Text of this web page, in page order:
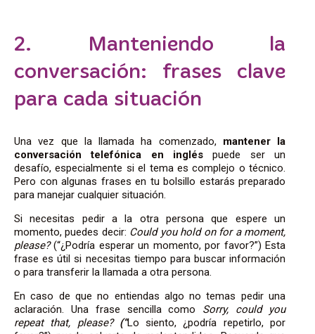
2. Manteniendo la
conversación: frases clave
para cada situación
Una vez que la llamada ha comenzado, mantener la
conversación telefónica en inglés puede ser un
desafío, especialmente si el tema es complejo o técnico.
Pero con algunas frases en tu bolsillo estarás preparado
para manejar cualquier situación.
Si necesitas pedir a la otra persona que espere un
momento, puedes decir: Could you hold on for a moment,
please?(“¿Podría esperar un momento, por favor?”) Esta
frase es útil si necesitas tiempo para buscar información
o para transferir la llamada a otra persona.
En caso de que no entiendas algo no temas pedir una
aclaración. Una frase sencilla como
Sorry, could you
repeat that, please?(“Lo siento, ¿podría repetirlo, por